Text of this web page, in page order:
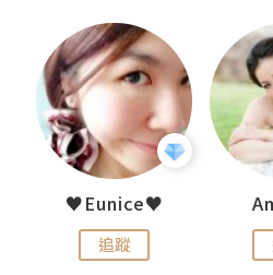
♥Eunice♥
追蹤